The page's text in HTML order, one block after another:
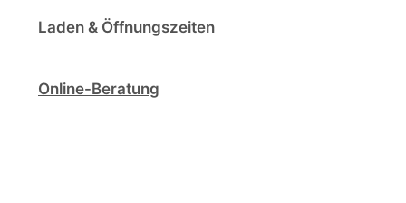
Laden & Öffnungszeiten
Online-Beratung